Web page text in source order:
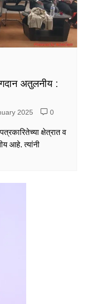
अतुलनीय :
2025 0
क्षेत्रात व
आहे. त्यांनी